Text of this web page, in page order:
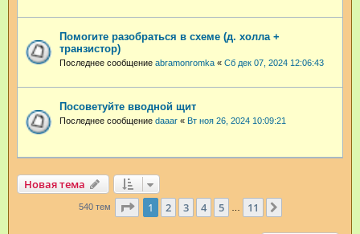
Помогите разобраться в схеме (д. холла +
транзистор)
Последнее сообщение abramonromka « Сб дек 07, 2024 12:06:43
Посоветуйте вводной щит
Последнее сообщение daaar « Вт ноя 26, 2024 10:09:21
Новая тема
540 тем Страница из 11
1 2 3 4 5 11